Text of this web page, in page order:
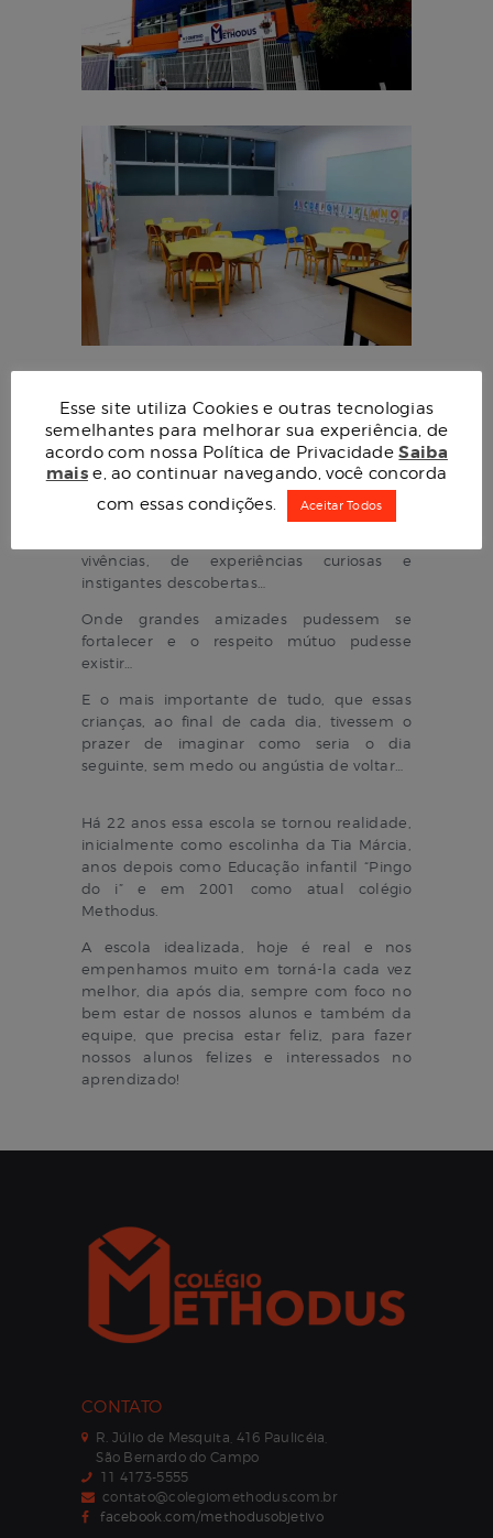
que pudessem surgir, mãos amigas
apareceriam para ajudar…
Onde cada conhecimento fosse visto como
uma grande conquista…
Onde as salas de aulas e também outros
vivências, de experiências curiosas e
instigantes descobertas…
Onde grandes amizades pudessem se
fortalecer e o respeito mútuo pudesse
existir…
E o mais importante de tudo, que essas
crianças, ao final de cada dia, tivessem o
prazer de imaginar como seria o dia
seguinte, sem medo ou angústia de voltar…
Há 22 anos essa escola se tornou realidade,
inicialmente como escolinha da Tia Márcia,
anos depois como Educação infantil “Pingo
do i” e em 2001 como atual colégio
Methodus.
A escola idealizada, hoje é real e nos
empenhamos muito em torná-la cada vez
melhor, dia após dia, sempre com foco no
bem estar de nossos alunos e também da
equipe, que precisa estar feliz, para fazer
nossos alunos felizes e interessados no
aprendizado!
COLÉGIO METHODUS
SECRETARIA ONLINE
CONTATO
R. Júlio de Mesquita, 416 Paulicéia,
São Bernardo do Campo
11 4173-5555
contato@colegiomethodus.com.br
facebook.com/methodusobjetivo
Esse site utiliza Cookies e outras tecnologias
semelhantes para melhorar sua experiência, de
acordo com nossa Política de PrivacidadeSaiba
maise, ao continuar navegando, você concorda
com essas condições.
Aceitar Todos